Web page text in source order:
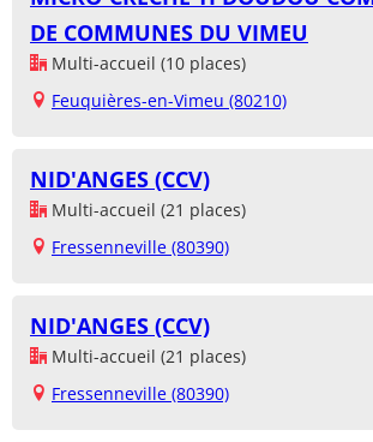
DE COMMUNES DU VIMEU
Multi-accueil (10 places)
Feuquières-en-Vimeu (80210)
NID'ANGES (CCV)
Multi-accueil (21 places)
Fressenneville (80390)
NID'ANGES (CCV)
Multi-accueil (21 places)
Fressenneville (80390)